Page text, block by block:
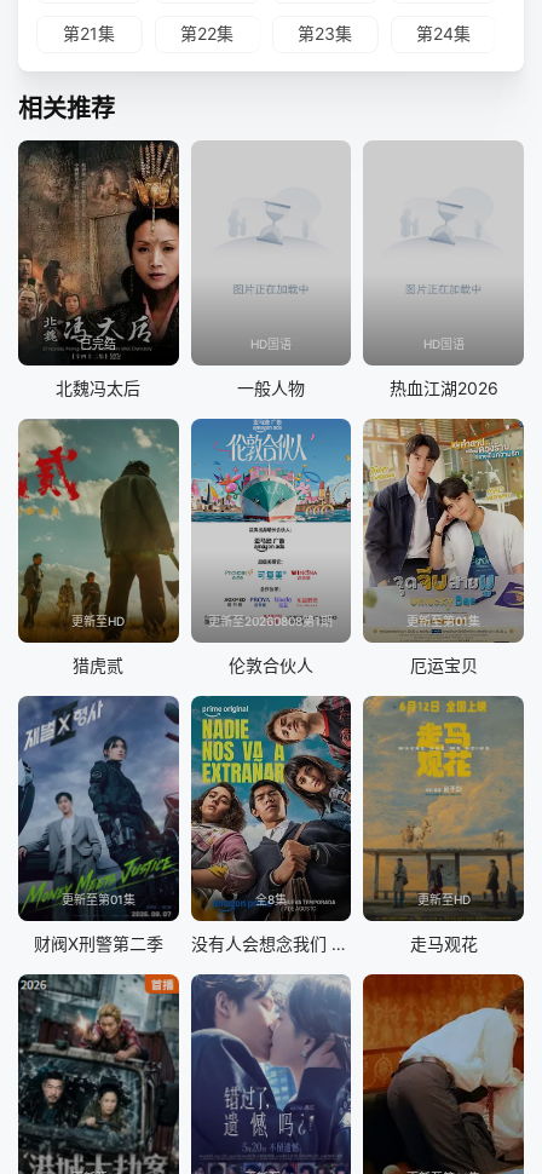
第21集 第22集 第23集 第24集
相关推荐
已完结
北魏冯太后
HD国语
一般人物
HD国语
热血江湖2026
更新至HD
猎虎贰
更新至20260808第1期
伦敦合伙人
更新至第01集
厄运宝贝
更新至第01集
财阀X刑警第二季
全8集
没有人会想念我们 第二季
更新至HD
走马观花